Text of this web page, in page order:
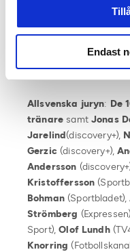
Endast
elitfotbollens
samhällsengagemang
Allsvenska juryn: De
tränare samt Jonas
Jarelind(discovery+),
Gerzic(discovery+),
Andersson
Kristoffersson
Bohman(Sportbladet),
Strömberg
Sport),Olof Lundh
Knorring